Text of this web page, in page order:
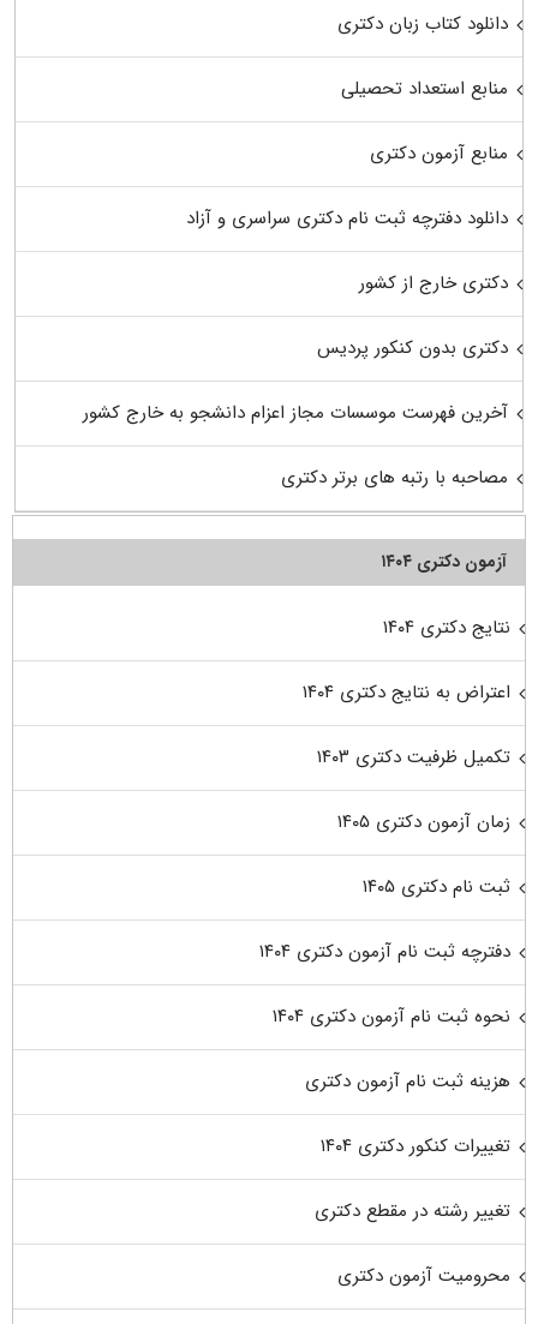
دانلود کتاب زبان دکتری
منابع استعداد تحصیلی
منابع آزمون دکتری
دانلود دفترچه ثبت نام دکتری سراسری و آزاد
دکتری خارج از کشور
دکتری بدون کنکور پردیس
آخرین فهرست موسسات مجاز اعزام دانشجو به خارج کشور
مصاحبه با رتبه های برتر دکتری
آزمون دکتری ۱۴۰۴
نتایج دکتری ۱۴۰۴
اعتراض به نتایج دکتری ۱۴۰۴
تکمیل ظرفیت دکتری ۱۴۰۳
زمان آزمون دکتری ۱۴۰۵
ثبت نام دکتری ۱۴۰۵
دفترچه ثبت نام آزمون دکتری ۱۴۰۴
نحوه ثبت نام آزمون دکتری ۱۴۰۴
هزینه ثبت نام آزمون دکتری
تغییرات کنکور دکتری ۱۴۰۴
تغییر رشته در مقطع دکتری
محرومیت آزمون دکتری